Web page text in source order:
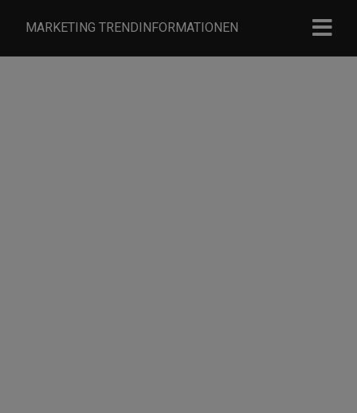
MARKETING TRENDINFORMATIONEN